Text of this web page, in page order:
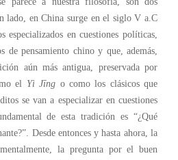
lado, en China surge en el siglo V a.C
especializados en cuestiones políticas,
de pensamiento chino y que, además,
aúnmás antigua, preservada por
el Yì Jīng o como los clásicos que
se van a especializar en cuestiones
de esta tradición es “¿Qué
Desde entoncesy hasta ahora, la
la pregunta por el buen